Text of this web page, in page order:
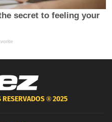
RESERVADOS ®2025